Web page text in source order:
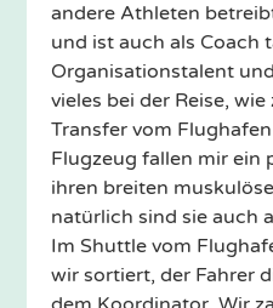
andere Athleten
und ist auch als Coach
Organisationstalent
vieles bei der Reise,
Transfer vom
Flugzeug fallen mir ein
ihren breiten
natürlich sind sie auch
Im Shuttle vom
wir sortiert, der Fahrer